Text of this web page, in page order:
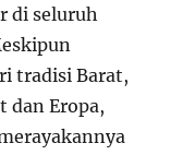
di seluruh
tradisi Barat,
dan Eropa,